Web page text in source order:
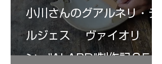
小川さんのグアルネリ・デ
ルジェス ヴァイオリ
ン ”ALARD"制作記３5